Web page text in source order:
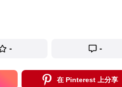
- -
在 Pinterest 上分享